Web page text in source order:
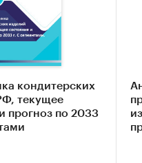
объем розничных
и
товаров,
и
на продукты
Промышленность
кондитерских
текущее
прогноз по 2033